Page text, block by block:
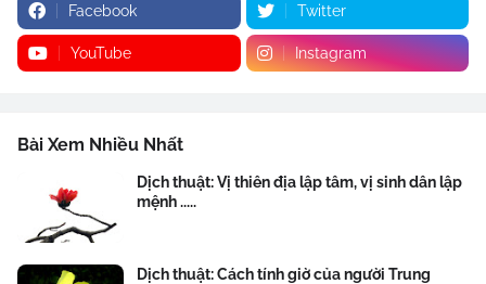
Facebook Twitter
YouTube Instagram
Bài Xem Nhiều Nhất
Dịch thuật: Vị thiên địa lập tâm, vị sinh dân lập
mệnh .....
Dịch thuật: Cách tính giờ của người Trung